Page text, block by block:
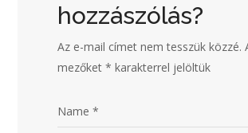
hozzászólás?
Az e-mail címet nem tesszük közzé.
mezőket* karakterrel jelöltük